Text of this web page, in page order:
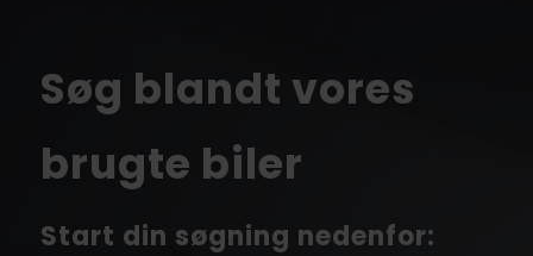
Søg blandt vores
brugte biler
Start din søgning nedenfor: